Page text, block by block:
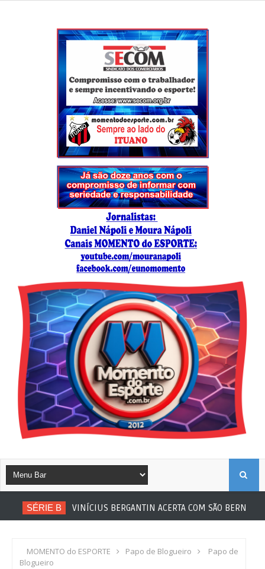
SÉRIE B VINÍCIUS BERGANTIN ACERTA COM SÃO BERNARDO
MOMENTO do ESPORTE Papo de Blogueiro
Papo de
Blogueiro